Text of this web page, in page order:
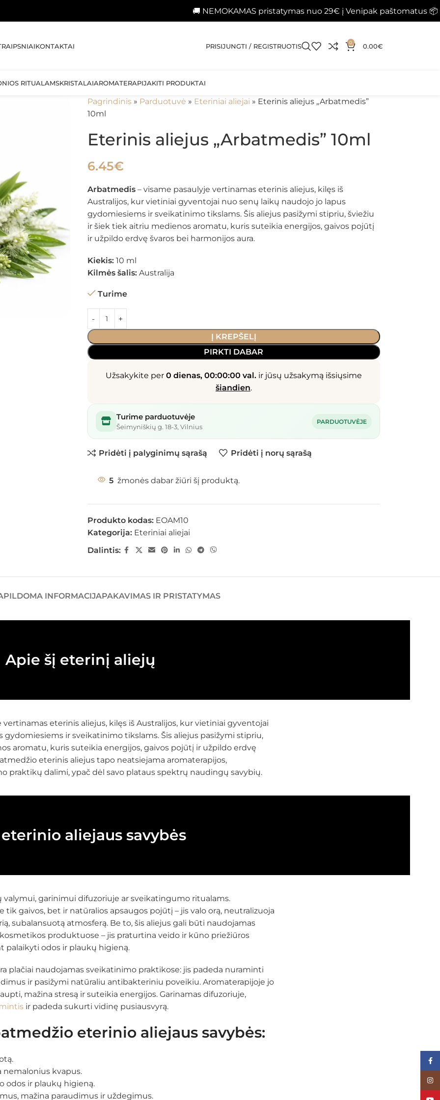
🚚 NEMOKAMAS pristatymas nuo 29€ į Venipak paštomatus 📦 Papildyti
KONTAKTAI PRISIJUNGTI / REGISTRUOTIS 0 0.00€
RITUALAMSKRISTALAIAROMATERAPIJAKITI PRODUKTAI
Pagrindinis» Parduotuvė » Eteriniai aliejai » Eterinis aliejus „Arbatmedis”
10ml
Eterinis aliejus „Arbatmedis” 10ml
6.45€
Arbatmedis– visame pasaulyje vertinamas eterinis aliejus, kilęs iš
Australijos, kur vietiniai gyventojai nuo senų laikų naudojo jo lapus
gydomiesiems ir sveikatinimo tikslams. Šis aliejus pasižymi stipriu, šviežiu
ir šiek tiek aitriu medienos aromatu, kuris suteikia energijos, gaivos pojūtį
ir užpildo erdvę švaros bei harmonijos aura.
Kiekis: 10 ml
Kilmės šalis: Australija
Turime
Į KREPŠELĮ
PIRKTI DABAR
Užsakykite per 0 dienas, 00:00:00 val.ir jūsų užsakymą išsiųsime
šiandien.
Turime parduotuvėje
Šeimyniškių g. 18-3, Vilnius
PARDUOTUVĖJE
Pridėti į palyginimų sąrašą Pridėti į norų sąrašą
5 žmonės dabar žiūri šį produktą.
Produkto kodas: EOAM10
Kategorija: Eteriniai aliejai
Dalintis:
INFORMACIJAPAKAVIMAS IR PRISTATYMAS
Apie šį eterinį aliejų
vertinamas eterinis aliejus, kilęs iš Australijos, kur vietiniai gyventojai
gydomiesiems ir sveikatinimo tikslams. Šis aliejus pasižymi stipriu,
aromatu, kuris suteikia energijos, gaivos pojūtį ir užpildo erdvę
eterinis aliejus tapo neatsiejama aromaterapijos,
praktikų dalimi, ypač dėl savo plataus spektrų naudingų savybių.
aliejaus savybės
garinimui difuzoriuje ar sveikatingumo ritualams.
gaivos, bet ir natūralios apsaugos pojūtį – jis valo orą, neutralizuoja
subalansuotą atmosferą. Be to, šis aliejus gali būti naudojamas
produktuose – jis praturtina veido ir kūno priežiūros
palaikyti odos ir plaukų higieną.
plačiai naudojamas sveikatinimo praktikose: jis padeda nuraminti
ir pasižymi natūraliu antibakteriniu poveikiu. Aromaterapijoje jo
mažina stresą ir suteikia energijos. Garinamas difuzoriuje,
ir padeda sukurti vidinę pusiausvyrą.
eterinio aliejaus savybės:
nemalonius kvapus.
odos ir plaukų higieną.
mažina paraudimus ir uždegimus.